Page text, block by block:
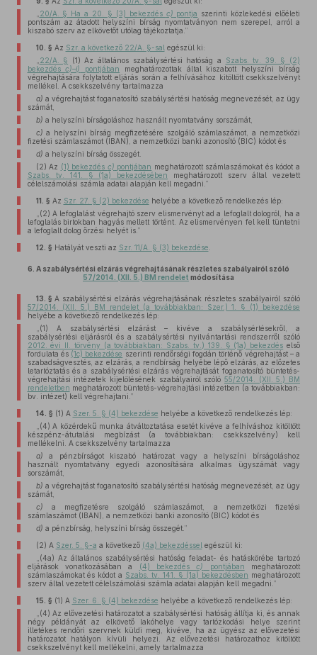
20/A. § Ha a 20. § (3) bekezdés c) pontja szerinti közlekedési előéleti
pontszám az átadott helyszíni bírság nyomtatványon nem szerepel, arról a
kiszabó szerv az elkövetőt utólag tájékoztatja.”
10. § Az Szr. a következő 22/A. §-sal egészül ki:
22/A. § (1) Az általános szabálysértési hatóság a
Szabs. tv. 39. § (2)
bekezdésc)–i) pontjában meghatározottak által kiszabott helyszíni bírság
végrehajtására folytatott eljárás során a felhívásához kitöltött csekkszelvényt
mellékel. A csekkszelvény tartalmazza
a) a végrehajtást foganatosító szabálysértési hatóság megnevezését, az ügy
számát,
b) a helyszíni bírságoláshoz használt nyomtatvány sorszámát,
c) a helyszíni bírság megfizetésére szolgáló számlaszámot, a nemzetközi
fizetési számlaszámot (IBAN), a nemzetközi banki azonosító (BIC) kódot és
d) a helyszíni bírság összegét.
(2) Az (1) bekezdés c) pontjában meghatározott számlaszámokat és kódot a
Szabs. tv. 141. § (1a) bekezdésében meghatározott szerv által vezetett
célelszámolási számla adatai alapján kell megadni.”
11. § Az Szr. 27. § (2) bekezdése helyébe a következő rendelkezés lép:
„(2) A lefoglalást végrehajtó szerv elismervényt ad a lefoglalt dologról, ha a
lefoglalás birtokban hagyás mellett történt. Az elismervényen fel kell tüntetni
a lefoglalt dolog őrzési helyét is.”
12. § Hatályát veszti az Szr. 11/A. § (3) bekezdése
6. A szabálysértési elzárás végrehajtásának részletes szabályairól szóló
57/2014. (XII. 5.) BM rendelet módosítása
13. § A szabálysértési elzárás végrehajtásának részletes szabályairól szóló
57/2014. (XII. 5.) BM rendelet (a továbbiakban: Szer.) 1. § (1) bekezdése
helyébe a következő rendelkezés lép:
„(1) A szabálysértési elzárást – kivéve a szabálysértésekről, a
szabálysértési eljárásról és a szabálysértési nyilvántartási rendszerről szóló
2012. évi II. törvény (a továbbiakban: Szabs. tv.) 139. § (1a) bekezdés első
fordulata és (1c) bekezdése szerinti rendőrségi fogdán történő végrehajtást – a
szabadságvesztés, az elzárás, a rendbírság helyébe lépő elzárás, az előzetes
letartóztatás és a szabálysértési elzárás végrehajtását foganatosító büntetés-
végrehajtási intézetek kijelölésének szabályairól szóló 55/2014. (XII. 5.) BM
rendeletben meghatározott büntetés-végrehajtási intézetben (a továbbiakban:
bv. intézet) kell végrehajtani.”
14. § (1) A Szer. 5. § (4) bekezdése helyébe a következő rendelkezés lép:
„(4) A közérdekű munka átváltoztatása esetét kivéve a felhíváshoz kitöltött
készpénz-átutalási megbízást (a továbbiakban: csekkszelvény) kell
mellékelni. A csekkszelvény tartalmazza
a) a pénzbírságot kiszabó határozat vagy a helyszíni bírságoláshoz
használt nyomtatvány egyedi azonosítására alkalmas ügyszámát vagy
sorszámát,
b) a végrehajtást foganatosító szabálysértési hatóság megnevezését, az ügy
számát,
c) a megfizetésre szolgáló számlaszámot, a nemzetközi fizetési
számlaszámot (IBAN), a nemzetközi banki azonosító (BIC) kódot és
d) a pénzbírság, helyszíni bírság összegét.”
(2) A Szer. 5. §-a a következő (4a) bekezdéssel egészül ki:
„(4a) Az általános szabálysértési hatóság feladat- és hatáskörébe tartozó
eljárások vonatkozásában a
(4) bekezdésc) pontjában meghatározott
számlaszámokat és kódot a Szabs. tv. 141. § (1a) bekezdésben meghatározott
szerv által vezetett célelszámolási számla adatai alapján kell megadni.”
15. § (1) A Szer. 6. § (4) bekezdése helyébe a következő rendelkezés lép:
„(4) Az elővezetési határozatot a szabálysértési hatóság állítja ki, és annak
négy példányát az elkövető lakóhelye vagy tartózkodási helye szerint
illetékes rendőri szervnek küldi meg, kivéve, ha az ügyész az elővezetési
határozatot hatályon kívüli helyezi. Az elővezetési határozathoz kitöltött
csekkszelvényt kell mellékelni, amely tartalmazza